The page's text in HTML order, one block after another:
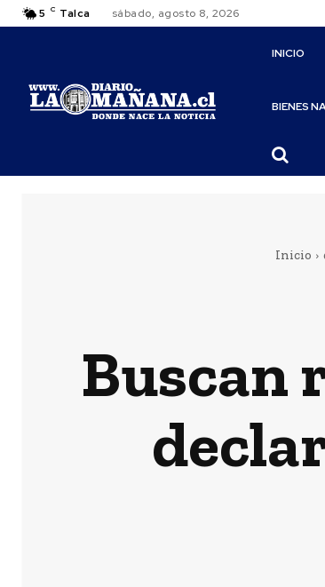
5 C Talca sábado, agosto 8, 2026
INICIO
BIENES
Inicio
Buscan